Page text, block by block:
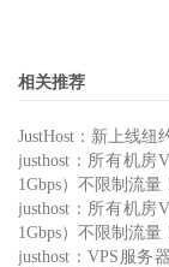
相关推荐
JustHost：新上线纽
justhost：所有机房
1Gbps）不限制流量
justhost：所有机房
1Gbps）不限制流量
justhost：VPS服务